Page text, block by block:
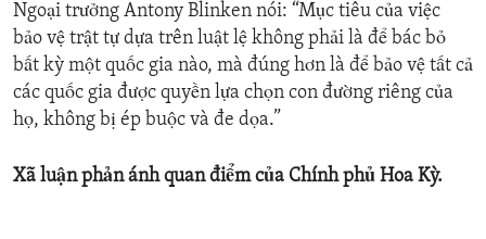
Ngoại trưởng Antony Blinken nói: “Mục tiêu của việc
bảo vệ trật tự dựa trên luật lệ không phải là để bác bỏ
bất kỳ một quốc gia nào, mà đúng hơn là để bảo vệ tất cả
các quốc gia được quyền lựa chọn con đường riêng của
họ, không bị ép buộc và đe dọa.”
Xã luận phản ánh quan điểm của Chính phủ Hoa Kỳ.